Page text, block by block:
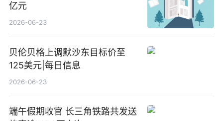
亿元
2026-06-23
贝伦贝格上调默沙东目标价至
125美元|每日信息
2026-06-23
端午假期收官 长三角铁路共发送